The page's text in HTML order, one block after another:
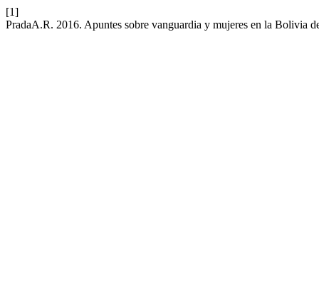
[1]
PradaA.R. 2016. Apuntes sobre vanguardia y mujeres en la Bolivia